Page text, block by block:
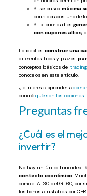
Si se busca máxima
considerados uno de
Si la prioridad es
con cupones altos,
Lo ideal es construir una
diferentes tipos y plazos,
conceptos básicos del trading
conocelos en este artículo.
¿Te interesa aprender a
conocéqué son las opciones
Preguntas
¿Cuál es el
invertir?
No hay un único bono ideal:
contexto económico.
como el AL30 o el GD30,
los bonos ajustables por